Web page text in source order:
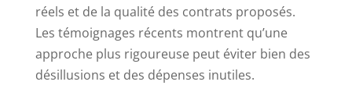
réels et de la qualité des contrats proposés.
Les témoignages récents montrent qu’une
approche plus rigoureuse peut éviter bien des
désillusions et des dépenses inutiles.